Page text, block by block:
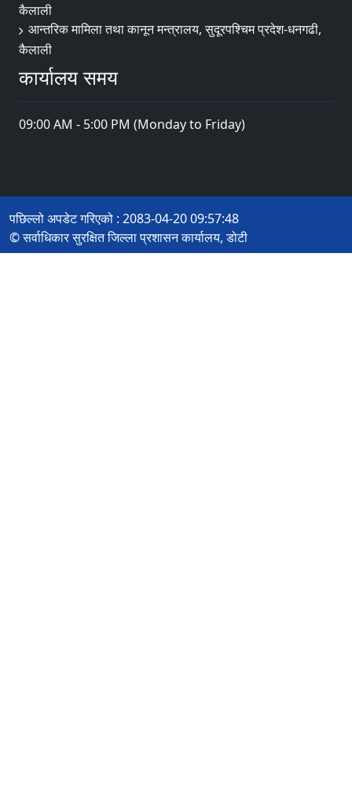
कैलाली
आन्तरिक मामिला तथा कानून मन्त्रालय, सुदूरपश्चिम प्रदेश-धनगढी,
कैलाली
कार्यालय समय
09:00 AM - 5:00 PM (Monday to Friday)
पछिल्लो अपडेट गरिएको : 2083-04-20 09:57:48
© सर्वाधिकार सुरक्षित जिल्ला प्रशासन कार्यालय, डोटी